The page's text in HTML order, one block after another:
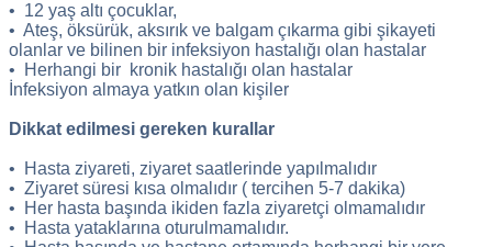
• 12 yaş altı çocuklar,
• Ateş, öksürük, aksırık ve balgam çıkarma gibi şikayeti
olanlar ve bilinen bir infeksiyon hastalığı olan hastalar
• Herhangi bir kronik hastalığı olan hastalar
İnfeksiyon almaya yatkın olan kişiler
Dikkat edilmesi gereken kurallar
• Hasta ziyareti, ziyaret saatlerinde yapılmalıdır
• Ziyaret süresi kısa olmalıdır ( tercihen 5-7 dakika)
• Her hasta başında ikiden fazla ziyaretçi olmamalıdır
• Hasta yataklarına oturulmamalıdır.